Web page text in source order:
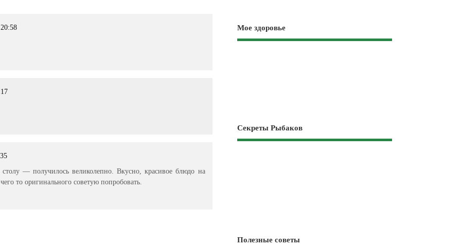
— получилось великолепно. Вкусно, красивое блюдо на
то оригинального советую попробовать.
Мое здоровье
Секреты Рыбаков
Полезные советы